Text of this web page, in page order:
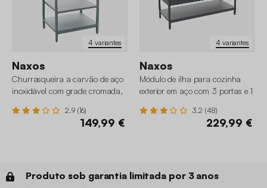
4 variantes
Naxos
Churrasqueira a carvão de aço
inoxidável com grade cromada,
2.9 (16)
149,99 €
4 variantes
Naxos
Módulo de ilha para cozinha
exterior em aço com 3 portas e 1
3.2 (48)
229,99 €
Produto sob garantia limitada por 3 anos